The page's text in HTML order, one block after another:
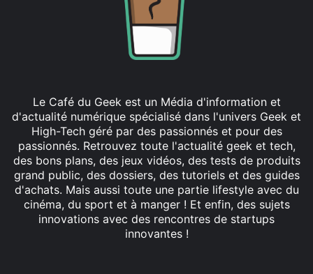
Le Café du Geek est un Média d'information et
d'actualité numérique spécialisé dans l'univers Geek et
High-Tech géré par des passionnés et pour des
passionnés. Retrouvez toute l'actualité geek et tech,
des bons plans, des jeux vidéos, des tests de produits
grand public, des dossiers, des tutoriels et des guides
d'achats. Mais aussi toute une partie lifestyle avec du
cinéma, du sport et à manger ! Et enfin, des sujets
innovations avec des rencontres de startups
innovantes !